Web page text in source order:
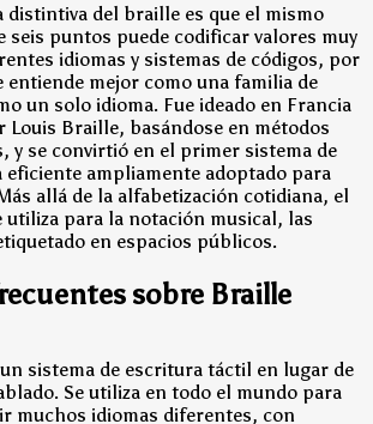
distintiva del braille es que el mismo
seis puntos puede codificar valores muy
idiomas y sistemas de códigos, por
entiende mejor como una familia de
un solo idioma. Fue ideado en Francia
Louis Braille, basándose en métodos
y se convirtió en el primer sistema de
ampliamente adoptado para
allá de la alfabetización cotidiana, el
para la notación musical, las
en espacios públicos.
sobre Braille
sistema de escritura táctil en lugar de
Se utiliza en todo el mundo para
muchos idiomas diferentes, con